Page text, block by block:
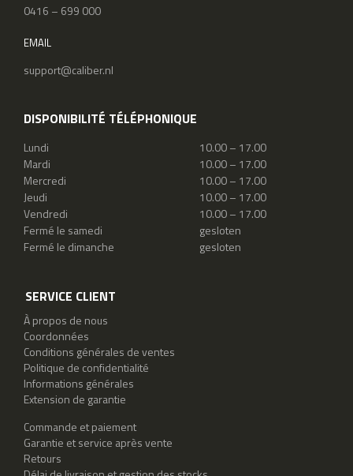
0416 – 699 000
EMAIL
support@caliber.nl
DISPONIBILITÉ TÉLÉPHONIQUE
Lundi
10.00 – 17.00
Mardi
10.00 – 17.00
Mercredi
10.00 – 17.00
Jeudi
10.00 – 17.00
Vendredi
10.00 – 17.00
Fermé le samedi
gesloten
Fermé le dimanche
gesloten
SERVICE CLIENT
À propos de nous
Coordonnées
Conditions générales de ventes
Politique de confidentialité
Informations générales
Extension de garantie
Commande et paiement
Garantie et service après vente
Retours